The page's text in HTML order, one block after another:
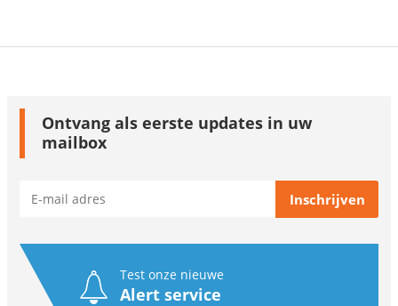
Ontvang als eerste updates in uw
mailbox
Test onze nieuwe
Alert service